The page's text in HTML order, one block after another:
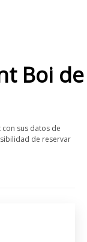
Boi de
sus datos de
de reservar